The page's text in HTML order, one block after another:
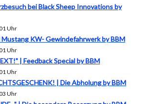
bei Black Sheep Innovations by
Uhr
KW- Gewindefahrwerk by BBM
Uhr
| Feedback Special by BBM
Uhr
| Die Abholung by BBM
Uhr